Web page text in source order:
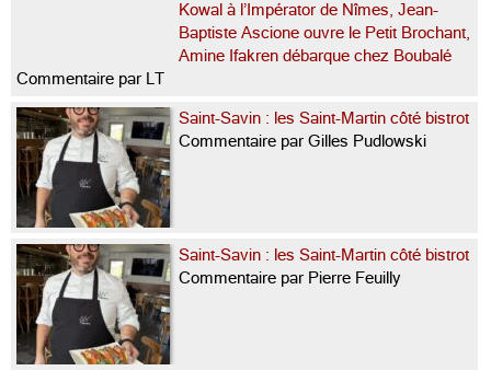
Kowal à l’Impérator de Nîmes, Jean-
Baptiste Ascione ouvre le Petit Brochant,
Amine Ifakren débarque chez Boubalé
Commentaire par LT
Saint-Savin : les Saint-Martin côté bistrot
Commentaire par Gilles Pudlowski
Saint-Savin : les Saint-Martin côté bistrot
Commentaire par Pierre Feuilly